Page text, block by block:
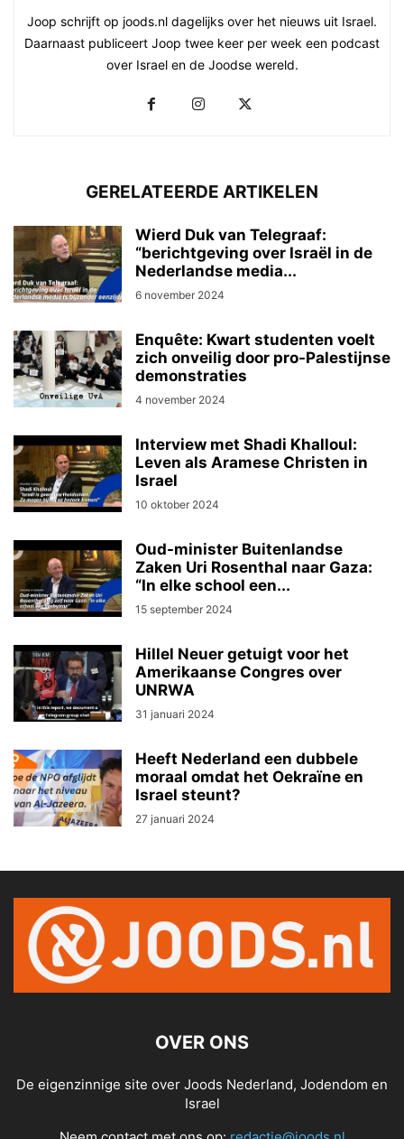
Joop schrijft op joods.nl dagelijks over het nieuws uit Israel.
Daarnaast publiceert Joop twee keer per week een podcast
over Israel en de Joodse wereld.
GERELATEERDE ARTIKELEN
Wierd Duk van Telegraaf:
“berichtgeving over Israël in de
Nederlandse media...
6 november 2024
Enquête: Kwart studenten voelt
zich onveilig door pro-Palestijnse
demonstraties
4 november 2024
Interview met Shadi Khalloul:
Leven als Aramese Christen in
Israel
10 oktober 2024
Oud-minister Buitenlandse
Zaken Uri Rosenthal naar Gaza:
“In elke school een...
15 september 2024
Hillel Neuer getuigt voor het
Amerikaanse Congres over
UNRWA
31 januari 2024
Heeft Nederland een dubbele
moraal omdat het Oekraïne en
Israel steunt?
27 januari 2024
OVER ONS
De eigenzinnige site over Joods Nederland, Jodendom en
Israel